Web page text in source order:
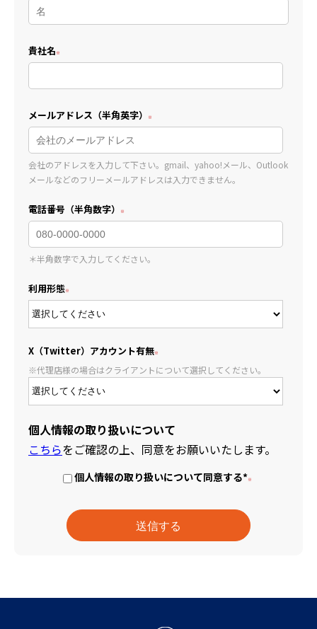
貴社名
メールアドレス（半角英字）
会社のアドレスを入力して下さい。gmail、yahoo!メール、Outlook
メールなどのフリーメールアドレスは入力できません。
電話番号（半角数字）
＊半角数字で入力してください。
利用形態
X（Twitter）アカウント有無
※代理店様の場合はクライアントについて選択してください。
個人情報の取り扱いについて
こちらをご確認の上、同意をお願いいたします。
個人情報の取り扱いについて同意する*